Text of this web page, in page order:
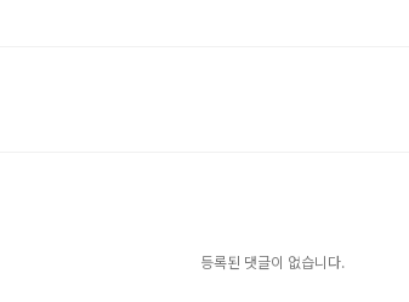
등록된 댓글이 없습니다.